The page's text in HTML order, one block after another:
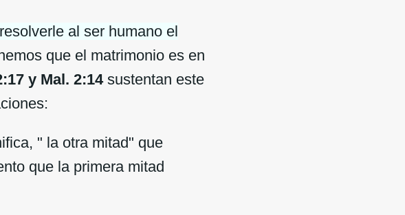
resolverle al ser humano el
que el matrimonio es en
y Mal. 2:14sustentan este
" la otra mitad" que
que la primera mitad